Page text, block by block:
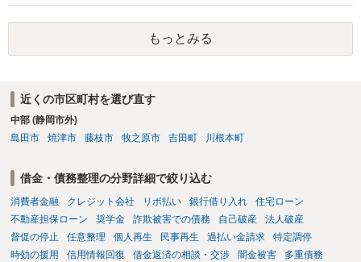
もっとみる
近くの市区町村を選び直す
中部 (静岡市外)
島田市
焼津市 藤枝市 牧之原市 吉田町 川根本町
借金・債務整理の分野詳細で絞り込む
消費者金融 クレジット会社 リボ払い 銀行借り入れ
住宅ローン
不動産担保ローン
奨学金 詐欺被害での債務 自己破産
法人破産
督促の停止
任意整理 個人再生 民事再生 過払い金請求
特定調停
時効の援用
信用情報回復 借金返済の相談・交渉 闇金被害
多重債務